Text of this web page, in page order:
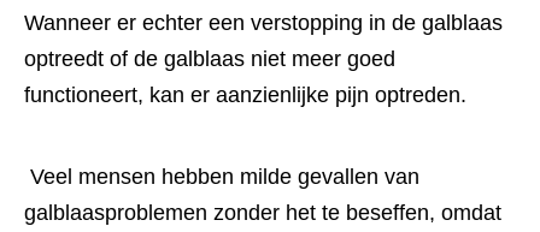
Wanneer er echter een verstopping in de galblaas
optreedt of de galblaas niet meer goed
functioneert, kan er aanzienlijke pijn optreden.
galblaasproblemen zonder het te beseffen, omdat